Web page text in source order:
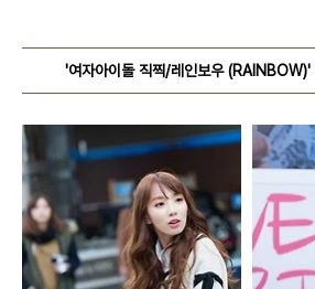
'여자아이돌 직찍/레인보우 (RAINBOW)'